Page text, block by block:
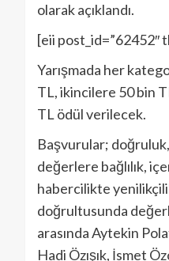
olarak açıklandı.
[eii post_id=”62452″
Yarışmada her
TL, ikincilere 50 bin
TL ödül verilecek.
Başvurular;
değerlere bağlılık,
habercilikte
doğrultusunda
arasında Aytekin
Hadi Özışık, İsmet